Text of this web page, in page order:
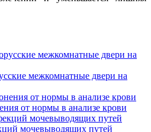
межкомнатные двери на
от нормы в анализе крови
мочевыводящих путей